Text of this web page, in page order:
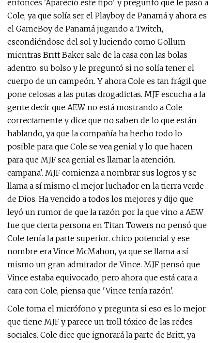
entonces 'Apareció este tipo' y preguntó qué le pasó a
Cole, ya que solía ser el Playboy de Panamá y ahora es
el GameBoy de Panamá jugando a Twitch,
escondiéndose del sol y luciendo como Gollum
mientras Britt Baker sale de la casa con las bolas
adentro. su bolso y le preguntó si no solía tener el
cuerpo de un campeón. Y ahora Cole es tan frágil que
pone celosas a las putas drogadictas. MJF escucha a la
gente decir que AEW no está mostrando a Cole
correctamente y dice que no saben de lo que están
hablando, ya que la compañía ha hecho todo lo
posible para que Cole se vea genial y lo que hacen
para que MJF sea genial es llamar la atención.
campana'. MJF comienza a nombrar sus logros y se
llama a sí mismo el mejor luchador en la tierra verde
de Dios. Ha vencido a todos los mejores y dijo que
leyó un rumor de que la razón por la que vino a AEW
fue que cierta persona en Titan Towers no pensó que
Cole tenía la parte superior. chico potencial y ese
nombre era Vince McMahon, ya que se llama a sí
mismo un gran admirador de Vince. MJF pensó que
Vince estaba equivocado, pero ahora que está cara a
cara con Cole, piensa que 'Vince tenía razón'.
Cole toma el micrófono y pregunta si eso es lo mejor
que tiene MJF y parece un troll tóxico de las redes
sociales. Cole dice que ignorará la parte de Britt, ya